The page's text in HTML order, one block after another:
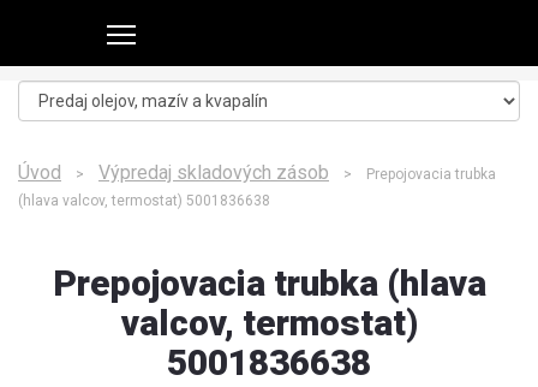
Úvod > Výpredaj skladových zásob > Prepojovacia trubka
(hlava valcov, termostat) 5001836638
Prepojovacia trubka (hlava
valcov, termostat)
5001836638